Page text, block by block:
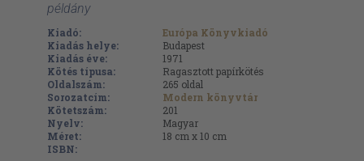
példány
Kiadó:
Európa Könyvkiadó
Kiadás helye:
Budapest
Kiadás éve:
1971
Kötés típusa:
Ragasztott papírkötés
Oldalszám:
265 oldal
Sorozatcím:
Modern könyvtár
Kötetszám:
201
Nyelv:
Magyar
Méret:
18 cm x 10 cm
ISBN: